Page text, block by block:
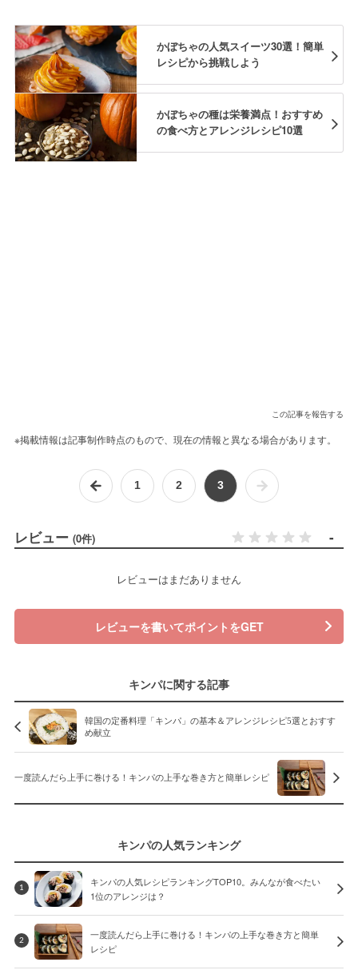
かぼちゃの人気スイーツ30選！簡単
レシピから挑戦しよう
かぼちゃの種は栄養満点！おすすめ
の食べ方とアレンジレシピ10選
この記事を報告する
※掲載情報は記事制作時点のもので、現在の情報と異なる場合があります。
1 2 3
レビュー (0件) -
レビューはまだありません
レビューを書いてポイントをGET
キンパに関する記事
韓国の定番料理「キンパ」の基本＆アレンジレシピ5選とおすす
め献立
一度読んだら上手に巻ける！キンパの上手な巻き方と簡単レシピ
キンパの人気ランキング
1
キンパの人気レシピランキングTOP10。みんなが食べたい
1位のアレンジは？
2
一度読んだら上手に巻ける！キンパの上手な巻き方と簡単
レシピ